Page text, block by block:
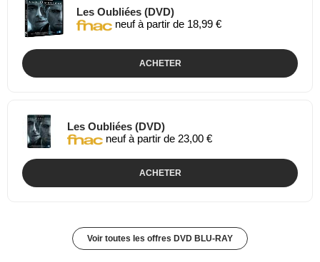
Les Oubliées (DVD)
neuf à partir de 18,99 €
ACHETER
Les Oubliées (DVD)
neuf à partir de 23,00 €
ACHETER
Voir toutes les offres DVD BLU-RAY